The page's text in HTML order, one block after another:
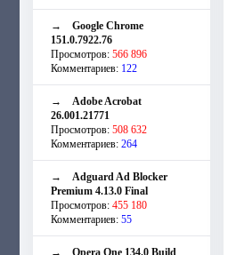
→ Google Chrome
151.0.7922.76
Просмотров: 566 896
Комментариев: 122
→ Adobe Acrobat
26.001.21771
Просмотров: 508 632
Комментариев: 264
→ Adguard Ad Blocker
Premium 4.13.0 Final
Просмотров: 455 180
Комментариев: 55
→ Opera One 134.0 Build